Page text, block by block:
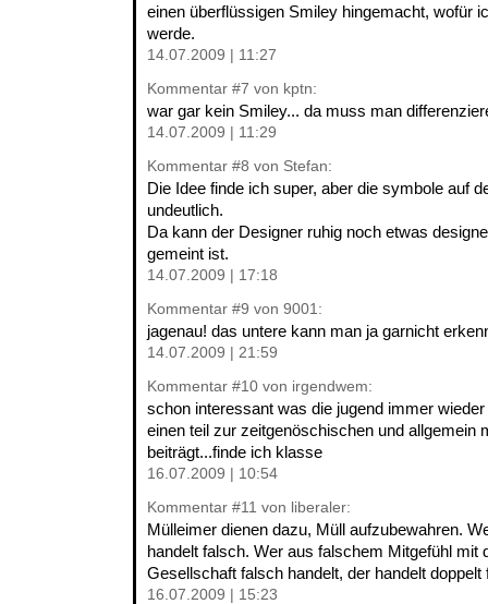
einen überflüssigen Smiley hingemacht, wofür
werde.
14.07.2009 | 11:27
Kommentar #7 von kptn:
war gar kein Smiley... da muss man
14.07.2009 | 11:29
Kommentar #8 von Stefan:
Die Idee finde ich super, aber die symbole auf
undeutlich.
Da kann der Designer ruhig noch etwas
gemeint ist.
14.07.2009 | 17:18
Kommentar #9 von 9001:
jagenau! das untere kann man ja garnicht
14.07.2009 | 21:59
Kommentar #10 von irgendwem:
schon interessant was die jugend immer
einen teil zur zeitgenöschischen und allgemein
beiträgt...finde ich klasse
16.07.2009 | 10:54
Kommentar #11 von liberaler:
Mülleimer dienen dazu, Müll aufzubewahren.
handelt falsch. Wer aus falschem Mitgefühl mit
Gesellschaft falsch handelt, der handelt doppelt
16.07.2009 | 15:23